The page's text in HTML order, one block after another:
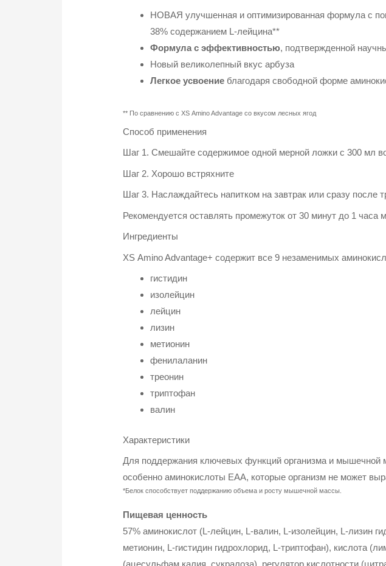
НОВАЯ улучшенная и оптимизированная формула с
38% содержанием L-лейцина**
Формула с эффективностью, подтвержденной
Новый великолепный вкус арбуза
Легкое усвоение благодаря свободной форме
** По сравнению сXS AminoAdvantage со вкусом лесных ягод
Способ применения
Шаг 1. Смешайте содержимое одной мерной ложки с 300 мл
Шаг 2. Хорошо встряхните
Шаг 3. Наслаждайтесь напитком на завтрак или сразу после
Рекомендуется оставлять промежуток от 30 минут до 1
Ингредиенты
XS Amino Advantage+ содержит все 9 незаменимых
гистидин
изолейцин
лейцин
лизин
метионин
фенилаланин
треонин
триптофан
валин
Характеристики
Для поддержания ключевых функций организма и
особенно аминокислоты EAA, которые организм не может
*Белок способствует поддержанию объема и росту мышечной массы.
Пищевая ценность
57% аминокислот (L-лейцин, L-валин, L-изолейцин, L-лизин
метионин, L-гистидин гидрохлорид, L-триптофан), кислота
(ацесульфам калия, сукралоза), регулятор кислотности